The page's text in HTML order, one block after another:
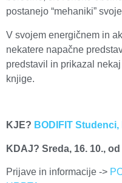
postanejo “mehaniki”
V svojem energičnem in
nekatere napačne
predstavil in prikazal
knjige.
KJE? BODIFIT
KDAJ? Sreda, 16. 10.,
Prijave in informacije ->